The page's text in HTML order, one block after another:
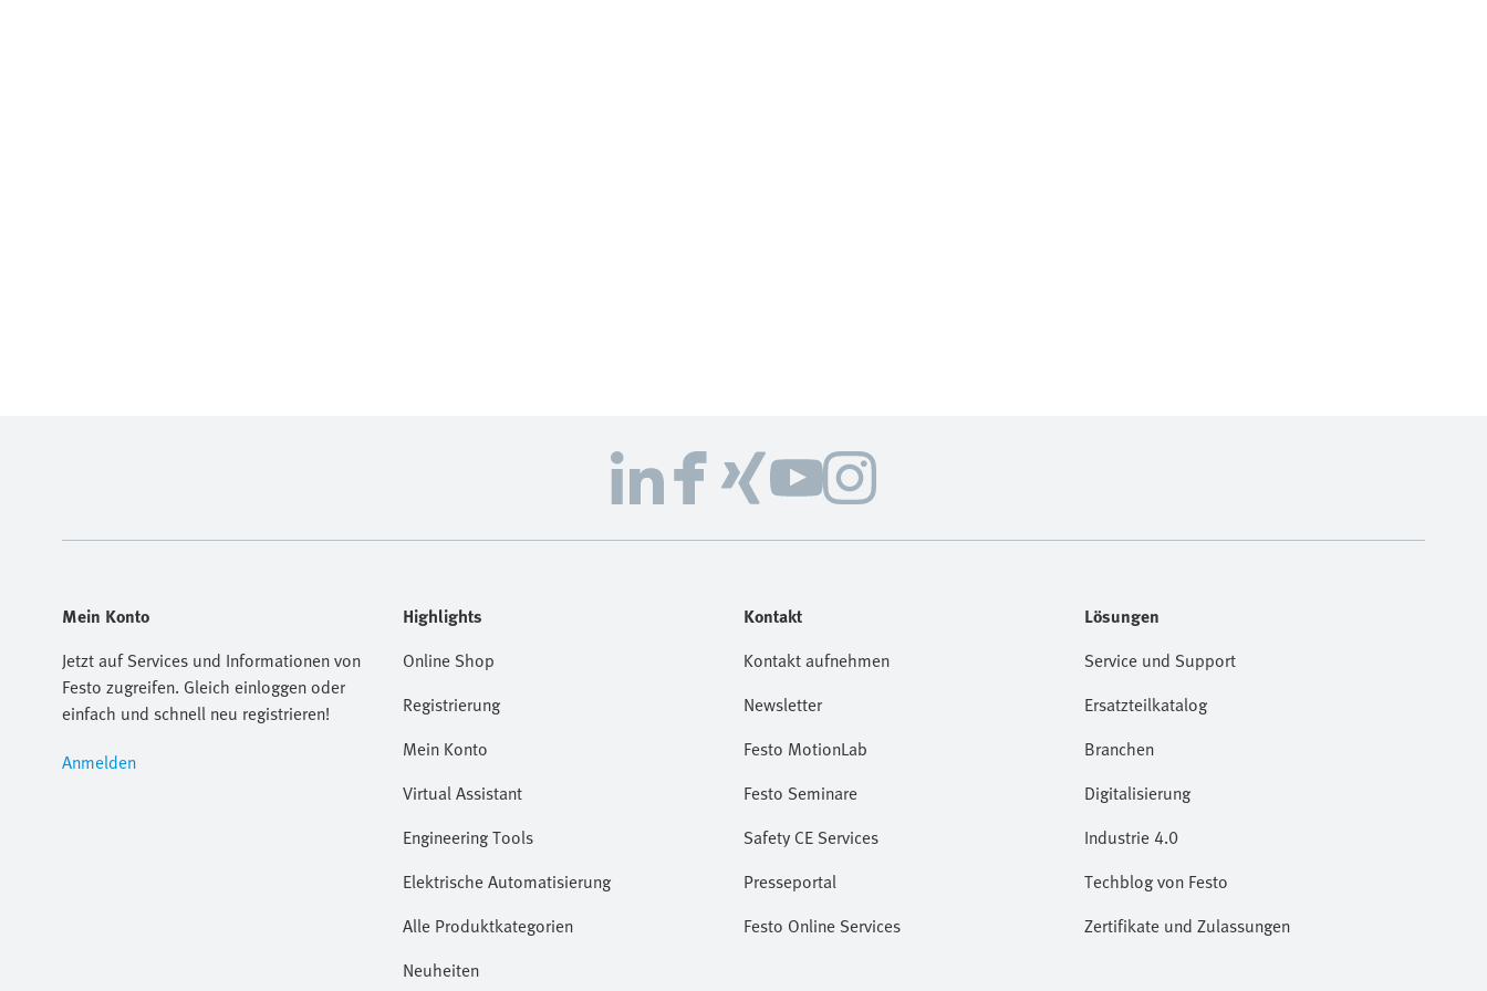
Mein Konto
Jetzt auf Services und Informationen von
Festo zugreifen. Gleich einloggen oder
einfach und schnell neu registrieren!
Anmelden
Highlights
Online Shop
Registrierung
Mein Konto
Virtual Assistant
Engineering Tools
Elektrische Automatisierung
Alle Produktkategorien
Neuheiten
Kontakt
Kontakt aufnehmen
Newsletter
Festo MotionLab
Festo Seminare
Safety CE Services
Presseportal
Festo Online Services
Lösungen
Service und Support
Ersatzteilkatalog
Branchen
Digitalisierung
Industrie 4.0
Techblog von Festo
Zertifikate und Zulassungen